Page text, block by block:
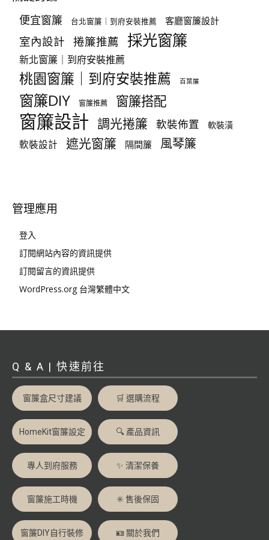
便宜窗簾 台北窗簾｜到府安裝推薦 客廳窗簾設計
室內設計 捲簾推薦 採光窗簾
新北窗簾｜到府安裝推薦
桃園窗簾｜到府安裝推薦 百葉簾
窗簾DIY 窗簾推薦 窗簾搭配
窗簾設計 調光捲簾 軟裝佈置 軟裝潢
軟裝設計 遮光窗簾 隔間簾 風琴簾
管理應用
登入
訂閱網站內容的資訊提供
訂閱留言的資訊提供
WordPress.org 台灣繁體中文
Q & A | 快速前往
窗簾盒尺寸建議 🛒 選購流程
HomeKit窗簾設定 🔍 產品資訊
專人到府服務 ✨ 清潔保養
窗簾施工時機 ✳️ 售後保固
窗簾DIY自行裝修 🪪 關於我們